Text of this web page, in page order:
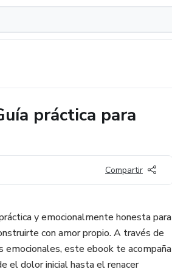
práctica para
Compartir
y emocionalmente honesta para
con amor propio. A través de
emocionales, este ebook te acompaña
el dolor inicial hasta el renacer